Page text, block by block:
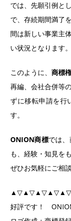
では、先願引例と
で、存続期間満了
間は新しい事業主
い状況となります。
このように、 商標
再編、会社合併等
ずに移転申請を行
す。
ONION商標では
も、経験・知見を
ぜひお気軽にご相
好評です！